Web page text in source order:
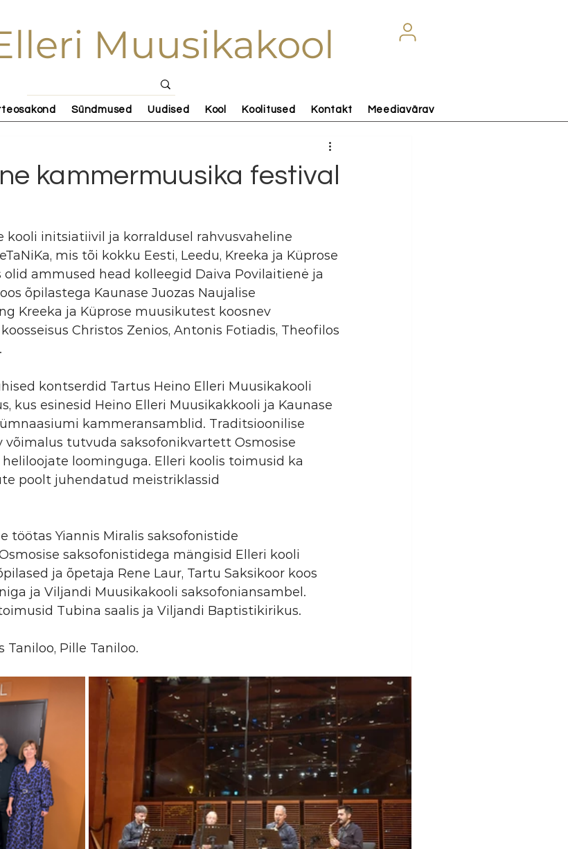
Muusikakool
Sündmused Uudised Kool Koolitused Kontakt Meediavärav
kammermuusika festival
kooli initsiatiivil ja korraldusel rahvusvaheline
mis tõi kokku Eesti, Leedu, Kreeka ja Küprose
ammused head kolleegid Daiva Povilaitienė ja
õpilastega Kaunase Juozas Naujalise
Kreeka ja Küprose muusikutest koosnev
Christos Zenios, Antonis Fotiadis, Theofilos
kontserdid Tartus Heino Elleri Muusikakooli
kus esinesid Heino Elleri Muusikakkooli ja Kaunase
kammeransamblid. Traditsioonilise
võimalus tutvuda saksofonikvartett Osmosise
loominguga. Elleri koolis toimusid ka
poolt juhendatud meistriklassid
töötas Yiannis Miralis saksofonistide
saksofonistidega mängisid Elleri kooli
ja õpetaja Rene Laur, Tartu Saksikoor koos
ja Viljandi Muusikakooli saksofoniansambel.
Tubina saalis ja Viljandi Baptistikirikus.
Taniloo, Pille Taniloo.